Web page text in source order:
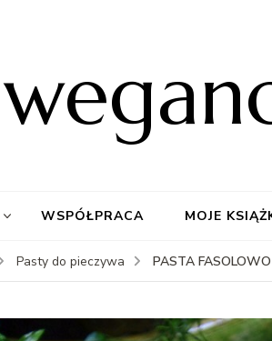
WSPÓŁPRACA MOJE
Pasty do pieczywa PASTA